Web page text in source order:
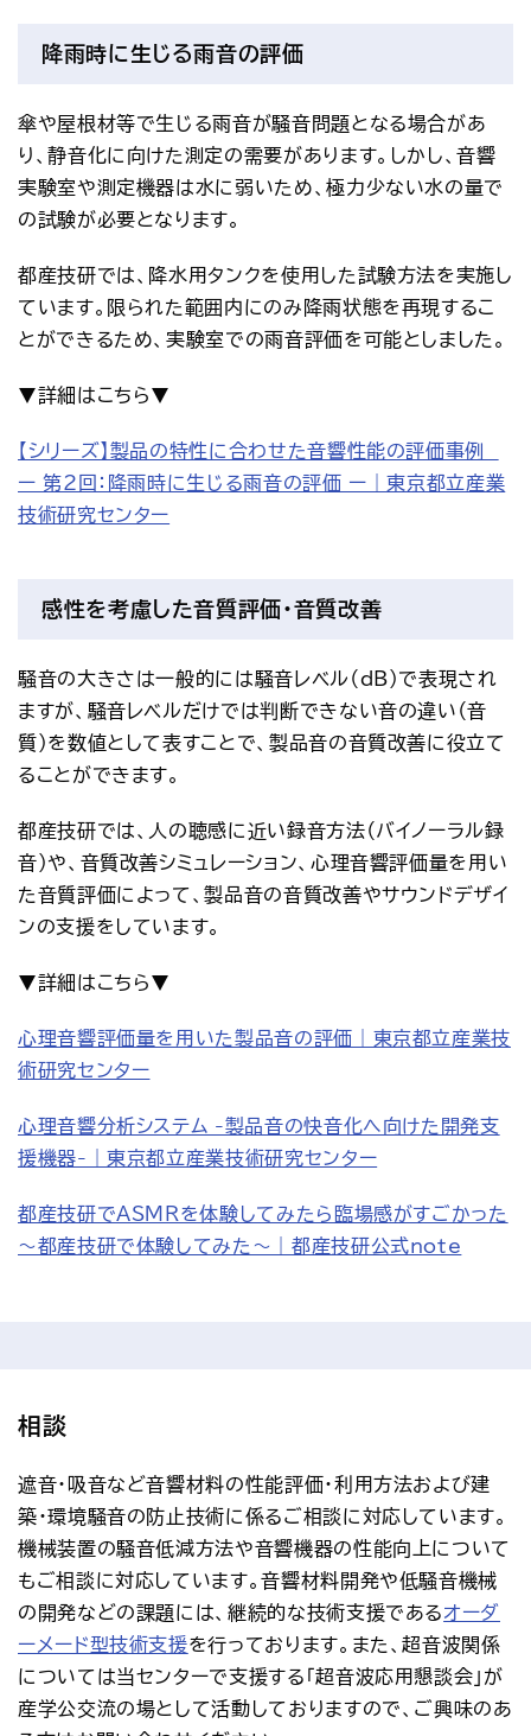
降雨時に生じる雨音の評価
傘や屋根材等で生じる雨音が騒音問題となる場合があ
り、静音化に向けた測定の需要があります。しかし、音響
実験室や測定機器は水に弱いため、極力少ない水の量で
の試験が必要となります。
都産技研では、降水用タンクを使用した試験方法を実施し
ています。限られた範囲内にのみ降雨状態を再現するこ
とができるため、実験室での雨音評価を可能としました。
▼詳細はこちら▼
【シリーズ】製品の特性に合わせた音響性能の評価事例
ー 第2回：降雨時に生じる雨音の評価 ー｜東京都立産業
技術研究センター
感性を考慮した音質評価・音質改善
騒音の大きさは一般的には騒音レベル（dB）で表現され
ますが、騒音レベルだけでは判断できない音の違い（音
質）を数値として表すことで、製品音の音質改善に役立て
ることができます。
都産技研では、人の聴感に近い録音方法（バイノーラル録
音）や、音質改善シミュレーション、心理音響評価量を用い
た音質評価によって、製品音の音質改善やサウンドデザイ
ンの支援をしています。
▼詳細はこちら▼
心理音響評価量を用いた製品音の評価｜東京都立産業技
術研究センター
心理音響分析システム -製品音の快音化へ向けた開発支
援機器-｜東京都立産業技術研究センター
都産技研でASMRを体験してみたら臨場感がすごかった
～都産技研で体験してみた～｜都産技研公式note
相談
遮音・吸音など音響材料の性能評価・利用方法および建
築・環境騒音の防止技術に係るご相談に対応しています。
機械装置の騒音低減方法や音響機器の性能向上について
もご相談に対応しています。音響材料開発や低騒音機械
の開発などの課題には、継続的な技術支援であるオーダ
ーメード型技術支援を行っております。また、超音波関係
については当センターで支援する「超音波応用懇談会」が
産学公交流の場として活動しておりますので、ご興味のあ